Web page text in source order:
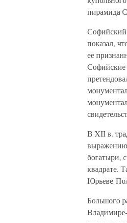
пирамида
Софийский
показал,
ее
В XII в.
выражению
богатыри,
квадрате.
Юрьеве-
Большого